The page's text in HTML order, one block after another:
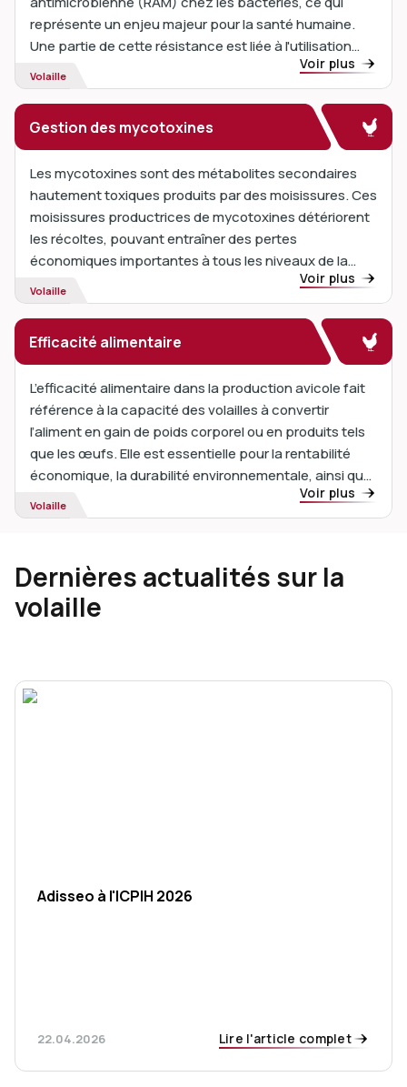
représente un enjeu majeur pour la santé humaine.
Une partie de cette résistance est liée à l'utilisation
des antibiotiques chez les animaux d'élevage.Voir plus
Volaille
Gestion des mycotoxines
Les mycotoxines sont des métabolites secondaires
hautement toxiques produits par des moisissures. Ces
moisissures productrices de mycotoxines détériorent
les récoltes, pouvant entraîner des pertes
économiques importantes à tous les niveaux de la
production alimentaire et de l'alimentation animale.
Voir plus
Volaille
Efficacité alimentaire
L’efficacité alimentaire dans la production avicole fait
référence à la capacité des volailles à convertir
l’aliment en gain de poids corporel ou en produits tels
que les œufs. Elle est essentielle pour la rentabilité
économique, la durabilité environnementale, ainsi que
Voir plus
Volaille
Dernières actualités sur la
volaille
Adisseo à l'ICPIH 2026
22.04.2026 Lire l'article complet